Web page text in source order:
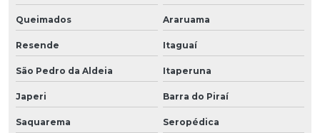
Queimados Araruama
Resende Itaguaí
São Pedro da Aldeia Itaperuna
Japeri Barra do Piraí
Saquarema Seropédica